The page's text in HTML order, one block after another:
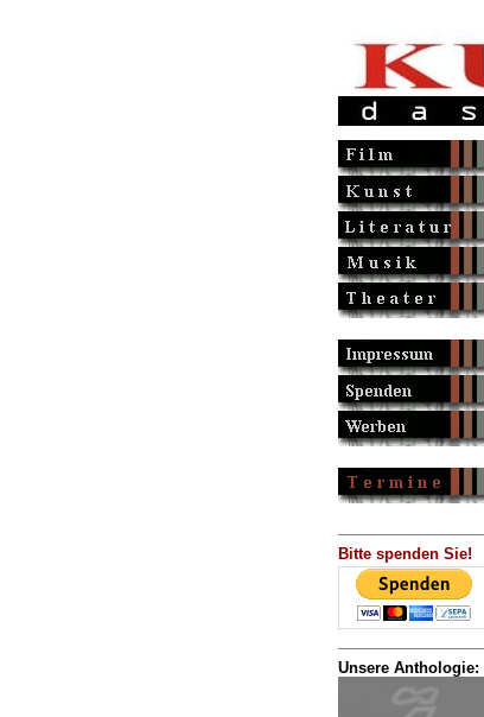
Bitte spenden Sie!
Unsere Anthologie: